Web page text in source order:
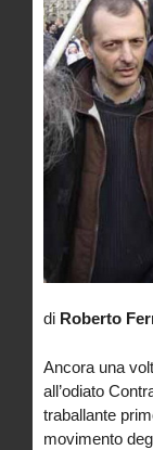
di Roberto
Ancora una
all’odiato
traballante
movimento